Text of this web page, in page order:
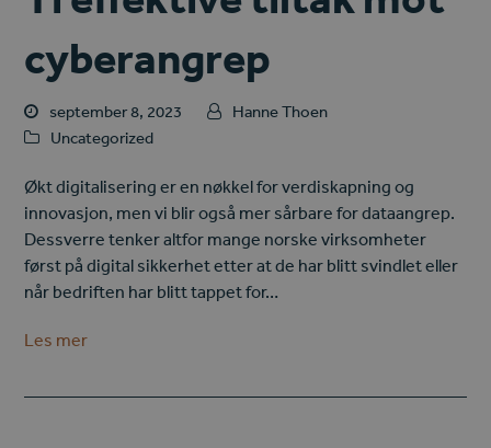
cyberangrep
september 8, 2023
Hanne Thoen
Uncategorized
Økt digitalisering er en nøkkel for verdiskapning og
innovasjon, men vi blir også mer sårbare for dataangrep.
Dessverre tenker altfor mange norske virksomheter
først på digital sikkerhet etter at de har blitt svindlet eller
når bedriften har blitt tappet for…
Les mer